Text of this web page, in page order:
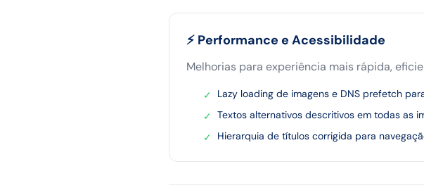
⚡ Performance e Acessibilidade
Melhorias para experiência mais rápida,
✓
Lazy loading de imagens e DNS prefetch
✓ Textos alternativos descritivos em todas as
✓
Hierarquia de títulos corrigida para